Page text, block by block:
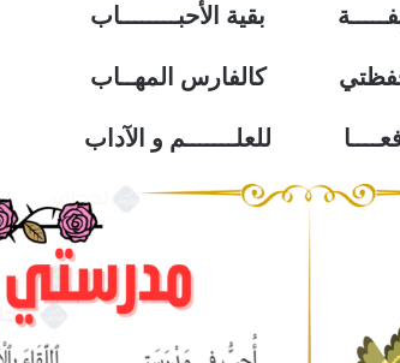
بقية الأحبــــــــاب
كالفارس المهــاب
للعلـــــــم و الآداب